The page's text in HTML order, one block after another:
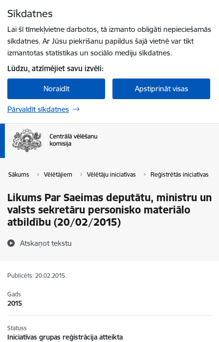
Sīkdatnes
Lai šī tīmekļvietne darbotos, tā izmanto obligāti nepieciešamās
sīkdatnes. Ar Jūsu piekrišanu papildus šajā vietnē var tikt
izmantotas statistikas un sociālo mediju sīkdatnes.
Lūdzu, atzīmējiet savu izvēli:
Noraidīt Apstiprināt visas
Pārvaldīt sīkdatnes
Sākums Vēlētājiem Vēlētāju iniciatīvas Reģistrētās iniciatīvas
Likums Par Saeimas deputātu, ministru un
valsts sekretāru personisko materiālo
atbildību (20/02/2015)
Atskaņot tekstu
Publicēts: 20.02.2015.
Gads
2015
Statuss
Iniciatīvas grupas reģistrācija atteikta